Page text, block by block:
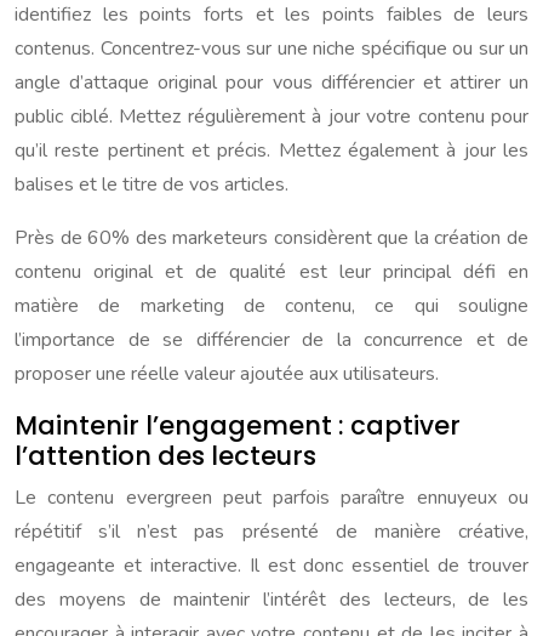
identifiez les points forts et les points faibles de leurs
contenus. Concentrez-vous sur une niche spécifique ou sur un
angle d’attaque original pour vous différencier et attirer un
public ciblé. Mettez régulièrement à jour votre contenu pour
qu’il reste pertinent et précis. Mettez également à jour les
balises et le titre de vos articles.
Près de 60% des marketeurs considèrent que la création de
contenu original et de qualité est leur principal défi en
matière de marketing de contenu, ce qui souligne
l’importance de se différencier de la concurrence et de
proposer une réelle valeur ajoutée aux utilisateurs.
Maintenir l’engagement : captiver
l’attention des lecteurs
Le contenu evergreen peut parfois paraître ennuyeux ou
répétitif s’il n’est pas présenté de manière créative,
engageante et interactive. Il est donc essentiel de trouver
des moyens de maintenir l’intérêt des lecteurs, de les